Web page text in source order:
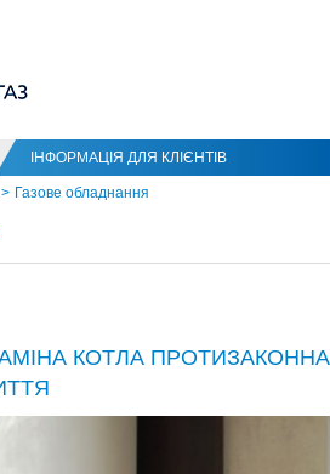
ІНФОРМАЦІЯ ДЛЯ КЛІЄНТІВ
Газове обладнання
КОТЛА